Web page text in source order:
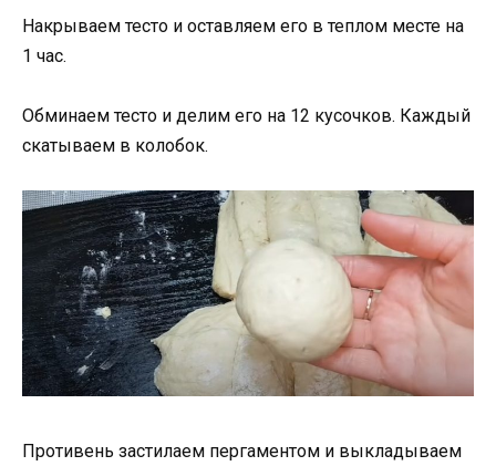
Накрываем тесто и оставляем его в теплом месте на
1 час.
Обминаем тесто и делим его на 12 кусочков. Каждый
скатываем в колобок.
Противень застилаем пергаментом и выкладываем